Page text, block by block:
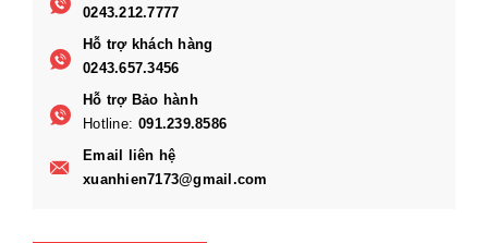
0243.212.7777
Hỗ trợ khách hàng
0243.657.3456
Hỗ trợ Bảo hành
Hotline: 091.239.8586
Email liên hệ
xuanhien7173@gmail.com